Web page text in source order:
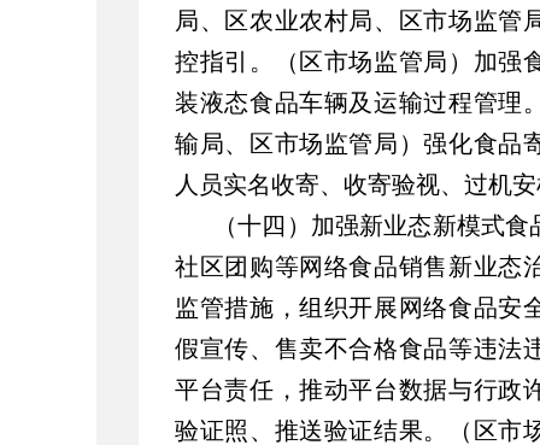
局、区农业农村局、区市场监管
控指引。（区市场监管局）加强
装液态食品车辆及运输过程管理
输局、区市场监管局）强化食品
人员实名收寄、收寄验视、过机
（十四）加强新业态新模式
社区团购等网络食品销售新业态
监管措施，组织开展网络食品安
假宣传、售卖不合格食品等违法
平台责任，推动平台数据与行政
验证照、推送验证结果。（区市